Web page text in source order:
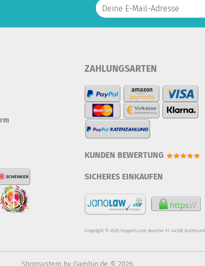
ZAHLUNGSARTEN
KUNDEN BEWERTUNG
SICHERES EINKAUFEN
Copyright © 2025 hoppels.com Buschei 91 44328 Dortmund
Shopsystem by Gambio.de © 2026